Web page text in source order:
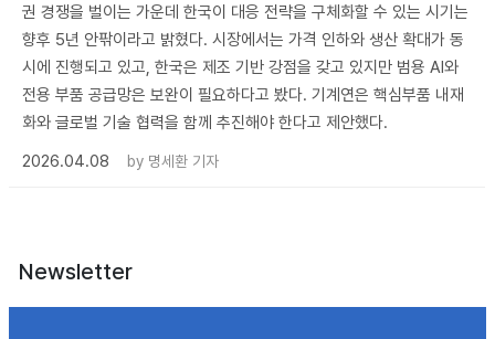
권 경쟁을 벌이는 가운데 한국이 대응 전략을 구체화할 수 있는 시기는
향후 5년 안팎이라고 밝혔다. 시장에서는 가격 인하와 생산 확대가 동
시에 진행되고 있고, 한국은 제조 기반 강점을 갖고 있지만 범용 AI와
전용 부품 공급망은 보완이 필요하다고 봤다. 기계연은 핵심부품 내재
화와 글로벌 기술 협력을 함께 추진해야 한다고 제안했다.
2026.04.08
by 명세환 기자
Newsletter